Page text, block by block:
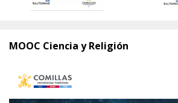
MOOC Ciencia y Religión